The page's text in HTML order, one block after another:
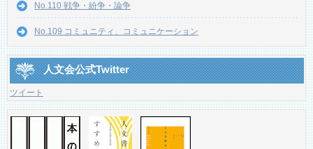
No.110 戦争・紛争・論争
No.109 コミュニティ、コミュニケーション
人文会公式Twitter
ツイート